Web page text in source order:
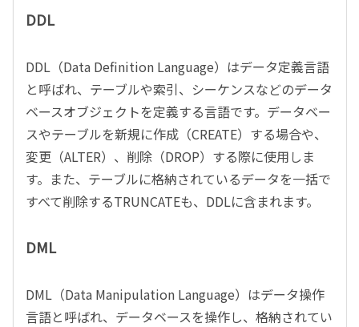
DDL
DDL（Data Definition Language）はデータ定義言語
と呼ばれ、テーブルや索引、シーケンスなどのデータ
ベースオブジェクトを定義する言語です。データベー
スやテーブルを新規に作成（CREATE）する場合や、
変更（ALTER）、削除（DROP）する際に使用しま
す。また、テーブルに格納されているデータを一括で
すべて削除するTRUNCATEも、DDLに含まれます。
DML
DML（Data Manipulation Language）はデータ操作
言語と呼ばれ、データベースを操作し、格納されてい